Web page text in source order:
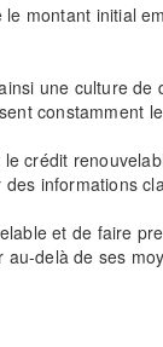
montant initial
une culture de
constamment
crédit
informations
et de faire
delà de ses